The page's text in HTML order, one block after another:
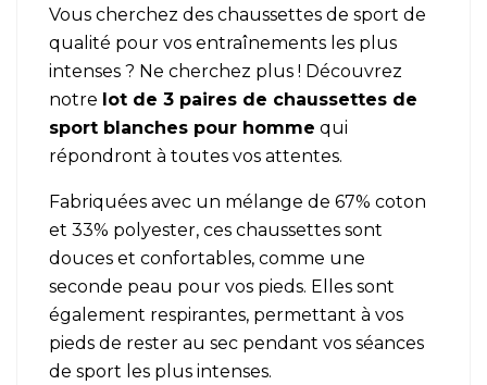
Vous cherchez des chaussettes de sport de
qualité pour vos entraînements les plus
intenses ? Ne cherchez plus ! Découvrez
notre lot de 3 paires de chaussettes de
sport blanches pour homme qui
répondront à toutes vos attentes.
Fabriquées avec un mélange de 67% coton
et 33% polyester, ces chaussettes sont
douces et confortables, comme une
seconde peau pour vos pieds. Elles sont
également respirantes, permettant à vos
pieds de rester au sec pendant vos séances
de sport les plus intenses.